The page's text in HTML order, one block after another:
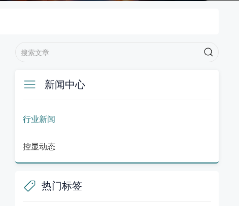
新闻中心
行业新闻
控显动态
热门标签